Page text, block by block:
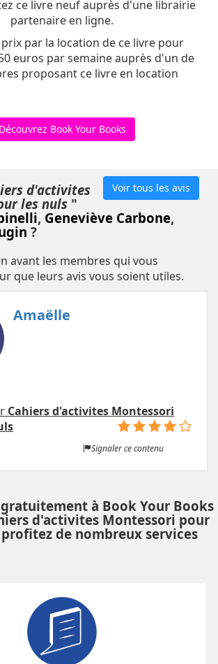
ce livre neuf auprès d'une librairie
partenaire en ligne.
par la location de ce livre pour
euros par semaine auprès d'un de
proposant ce livre en location
Découvrez Book Your Books
Voir tous les avis
d'activites
les nuls "
, Geneviève Carbone,
?
avant les membres qui vous
que leurs avis vous soient utiles.
Amaëlle
Cahiers d'activites Montessori
Signaler ce contenu
à Book Your Books
d'activites Montessori pour
de nombreux services